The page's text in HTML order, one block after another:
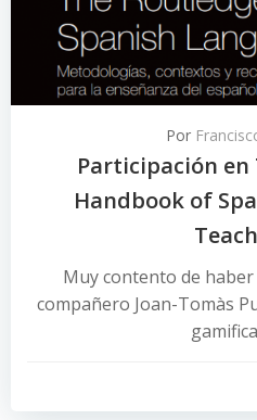
Por
Participación en
Handbook of
Muy contento de
compañero Joan-Tomàs